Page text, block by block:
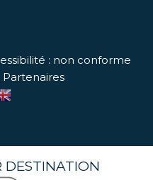
: non conforme
Partenaires
DESTINATION